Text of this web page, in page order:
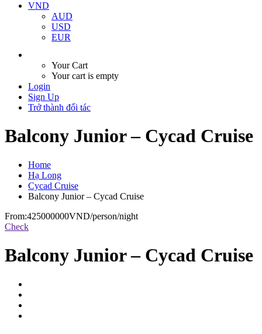
VND
AUD
USD
EUR
Your Cart
Your cart is empty
Login
Sign Up
Trở thành đối tác
Balcony Junior – Cycad Cruise
Home
Hạ Long
Cycad Cruise
Balcony Junior – Cycad Cruise
From:425000000VND/person/night
Check
Balcony Junior – Cycad Cruise